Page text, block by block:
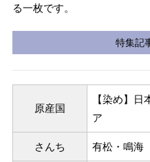
る一枚です。
特集記
原産国
【染め】
ア
さんち 有松・鳴海